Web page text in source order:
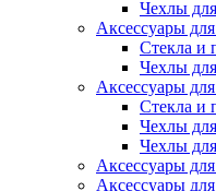
Чехлы
Аксессуары
Стекла и
Чехлы
Аксессуары
Стекла и
Чехлы
Чехлы
Аксессуары
Аксессуары